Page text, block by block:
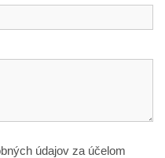
údajov za účelom